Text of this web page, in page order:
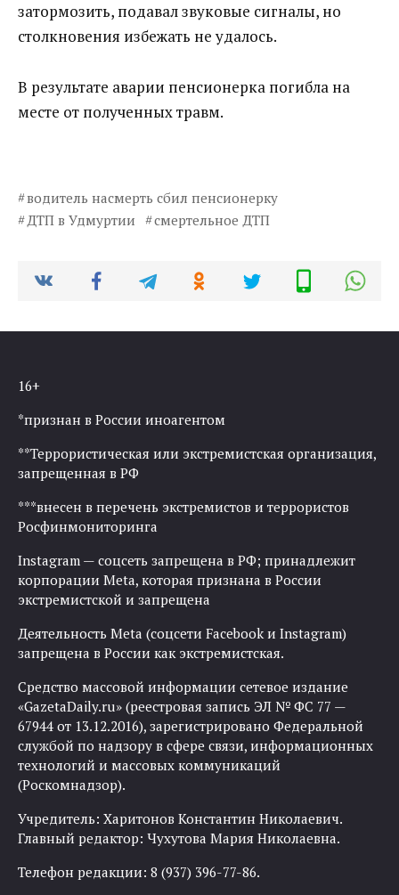
затормозить, подавал звуковые сигналы, но
столкновения избежать не удалось.
В результате аварии пенсионерка погибла на
месте от полученных травм.
водитель насмерть сбил пенсионерку
ДТП в Удмуртии
смертельное ДТП
16+
*признан в России иноагентом
**Террористическая или экстремистская организация,
запрещенная в РФ
***внесен в перечень экстремистов и террористов
Росфинмониторинга
Instagram — соцсеть запрещена в РФ; принадлежит
корпорации Meta, которая признана в России
экстремистской и запрещена
Деятельность Meta (соцсети Facebook и Instagram)
запрещена в России как экстремистская.
Средство массовой информации сетевое издание
«GazetaDaily.ru» (реестровая запись ЭЛ № ФС 77 —
67944 от 13.12.2016), зарегистрировано Федеральной
службой по надзору в сфере связи, информационных
технологий и массовых коммуникаций
(Роскомнадзор).
Учредитель: Харитонов Константин Николаевич.
Главный редактор: Чухутова Мария Николаевна.
Телефон редакции: 8 (937) 396-77-86.